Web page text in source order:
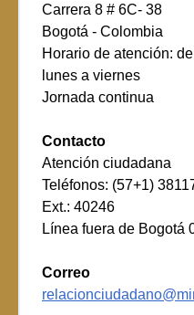
Carrera 8 # 6C- 38
Bogotá - Colombia
Horario de atención:
lunes a viernes
Jornada continua
Contacto
Atención ciudadana
Teléfonos: (57+1)
Ext.: 40246
Línea fuera de Bogotá
Correo